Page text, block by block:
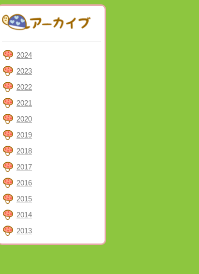
2024
2023
2022
2021
2020
2019
2018
2017
2016
2015
2014
2013